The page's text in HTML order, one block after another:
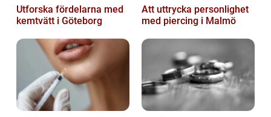
Utforska fördelarna med
kemtvätt i Göteborg
Att uttrycka personlighet
med piercing i Malmö